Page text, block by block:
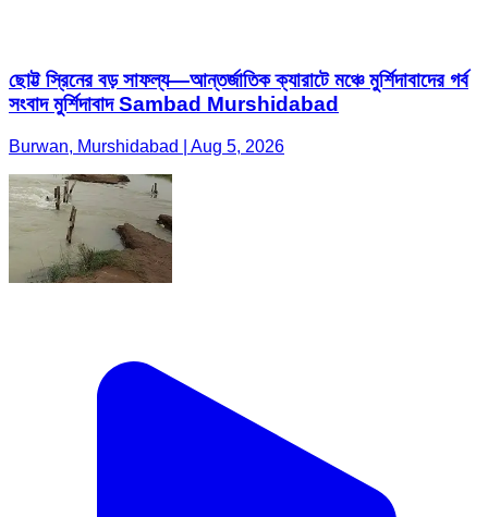
ছোট্ট স্রিনের বড় সাফল্য—আন্তর্জাতিক ক্যারাটে মঞ্চে মুর্শিদাবাদের গর্ব
সংবাদ মুর্শিদাবাদ Sambad Murshidabad
Burwan, Murshidabad | Aug 5, 2026